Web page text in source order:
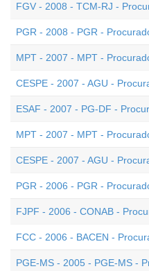
FGV - 2008 - TCM-RJ -
PGR - 2008 - PGR -
MPT - 2007 - MPT -
CESPE - 2007 - AGU -
ESAF - 2007 - PG-DF -
MPT - 2007 - MPT -
CESPE - 2007 - AGU -
PGR - 2006 - PGR -
FJPF - 2006 - CONAB -
FCC - 2006 - BACEN -
PGE-MS - 2005 - PGE-MS -